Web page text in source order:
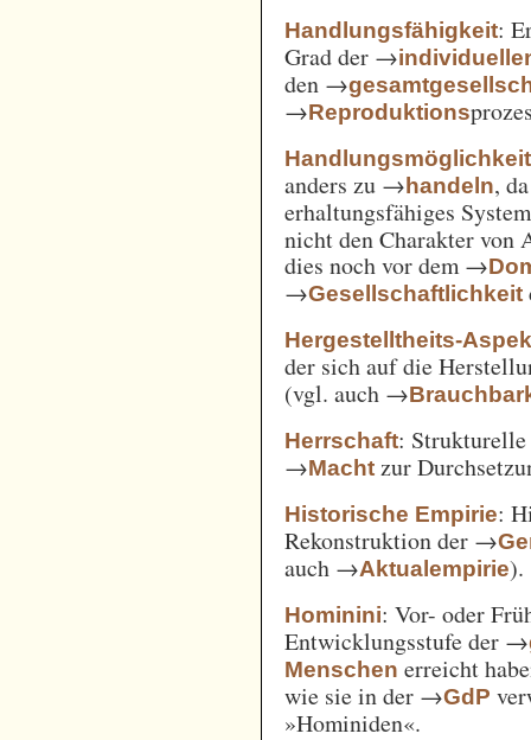
Handlungsfähigkeit:
Grad der →
den →
→Reproduktions
Handlungsmöglichkeit
anders zu →handeln,
erhaltungsfähiges
nicht den Charakter von
dies noch vor dem →
→Gesellschaftlichkeit
Hergestelltheits-
der sich auf die
(vgl. auch →
Herrschaft: Strukturelle
→Macht zur
Historische Empirie:
Rekonstruktion der →
auch →Aktualempirie).
Hominini: Vor- oder
Entwicklungsstufe der →
Menschen erreicht
wie sie in der →GdP
»Hominiden«.